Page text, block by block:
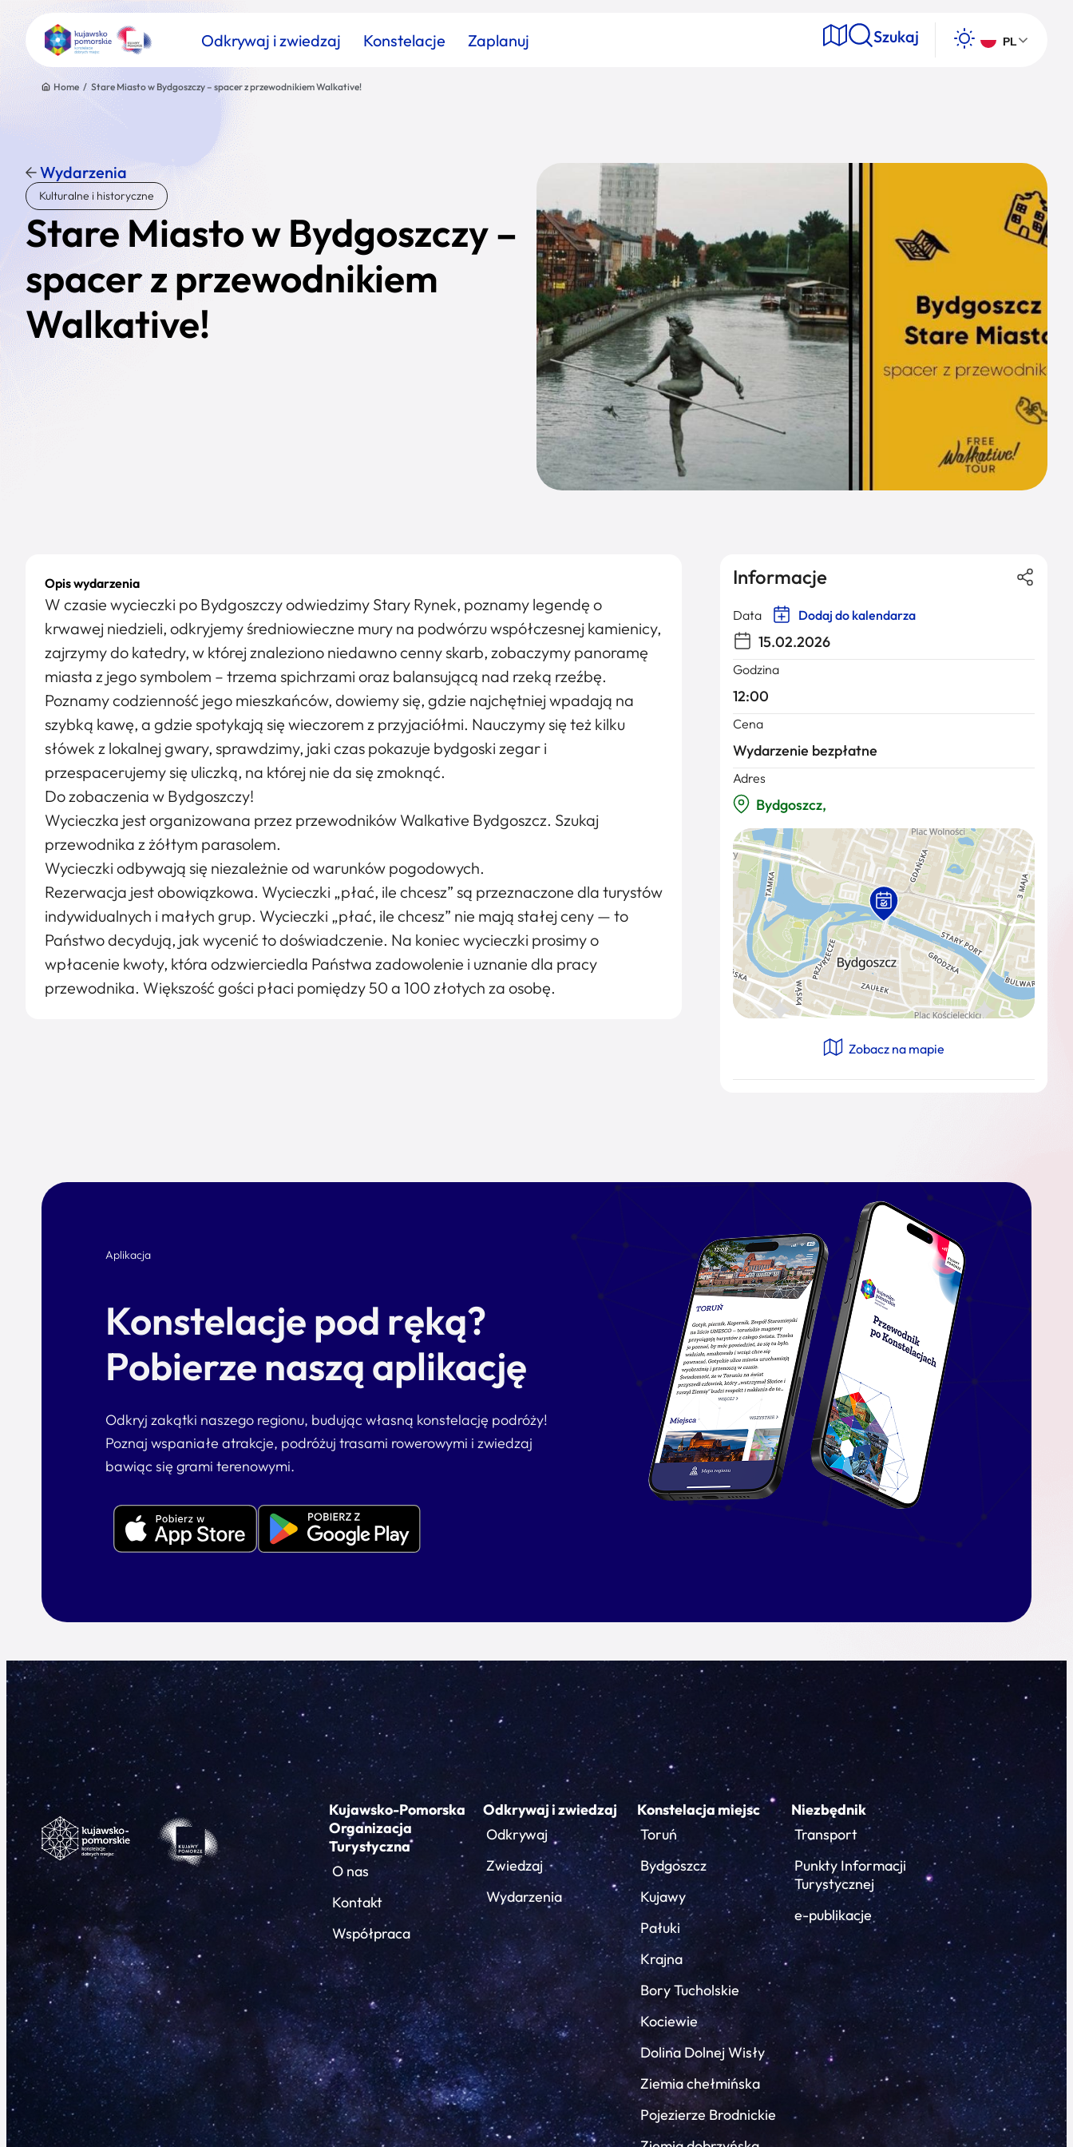
Odkrywaj i zwiedzaj Konstelacje Zaplanuj Szukaj PL
Znajdź atrakcję
Nazwa atrakcji Kategoria Wyszukaj
Home / Stare Miasto w Bydgoszczy – spacer z przewodnikiem Walkative!
Wydarzenia
Kulturalne i historyczne
Stare Miasto w Bydgoszczy –
spacer z przewodnikiem
Walkative!
Opis wydarzenia
W czasie wycieczki po Bydgoszczy odwiedzimy Stary Rynek, poznamy legendę o
krwawej niedzieli, odkryjemy średniowieczne mury na podwórzu współczesnej kamienicy,
zajrzymy do katedry, w której znaleziono niedawno cenny skarb, zobaczymy panoramę
miasta z jego symbolem – trzema spichrzami oraz balansującą nad rzeką rzeźbę.
Poznamy codzienność jego mieszkańców, dowiemy się, gdzie najchętniej wpadają na
szybką kawę, a gdzie spotykają się wieczorem z przyjaciółmi. Nauczymy się też kilku
słówek z lokalnej gwary, sprawdzimy, jaki czas pokazuje bydgoski zegar i
przespacerujemy się uliczką, na której nie da się zmoknąć.
Do zobaczenia w Bydgoszczy!
Wycieczka jest organizowana przez przewodników Walkative Bydgoszcz. Szukaj
przewodnika z żółtym parasolem.
Wycieczki odbywają się niezależnie od warunków pogodowych.
Rezerwacja jest obowiązkowa. Wycieczki „płać, ile chcesz” są przeznaczone dla turystów
indywidualnych i małych grup. Wycieczki „płać, ile chcesz” nie mają stałej ceny — to
Państwo decydują, jak wycenić to doświadczenie. Na koniec wycieczki prosimy o
wpłacenie kwoty, która odzwierciedla Państwa zadowolenie i uznanie dla pracy
przewodnika. Większość gości płaci pomiędzy 50 a 100 złotych za osobę.
Informacje
Data Dodaj do kalendarza
15.02.2026
Godzina
12:00
Cena
Wydarzenie bezpłatne
Adres
Bydgoszcz,
Zobacz na mapie
Aplikacja
Konstelacje pod ręką?
Pobierze naszą aplikację
Odkryj zakątki naszego regionu, budując własną konstelację podróży!
Poznaj wspaniałe atrakcje, podróżuj trasami rowerowymi i zwiedzaj
bawiąc się grami terenowymi.
Kujawsko-Pomorska
Organizacja
Turystyczna
O nas
Kontakt
Współpraca
Odkrywaj i zwiedzaj
Odkrywaj
Zwiedzaj
Wydarzenia
Konstelacja miejsc
Toruń
Bydgoszcz
Kujawy
Pałuki
Krajna
Bory Tucholskie
Kociewie
Dolina Dolnej Wisły
Ziemia chełmińska
Pojezierze Brodnickie
Niezbędnik
Transport
Punkty Informacji
Turystycznej
e-publikacje